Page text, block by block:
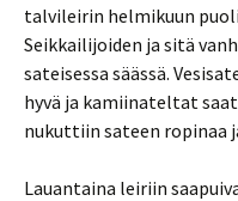
talvileirin helmikuun
Seikkailijoiden ja sitä
sateisessa säässä.
hyvä ja kamiinateltat
nukuttiin sateen ropinaa
Lauantaina leiriin